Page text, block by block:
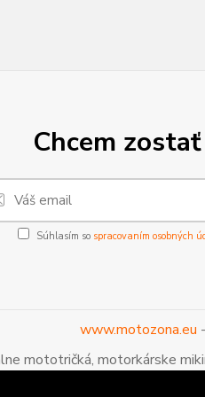
Chcem
Súhlasím so spracovaním osobných
www.motozona.eu
mototričká, motorkárske